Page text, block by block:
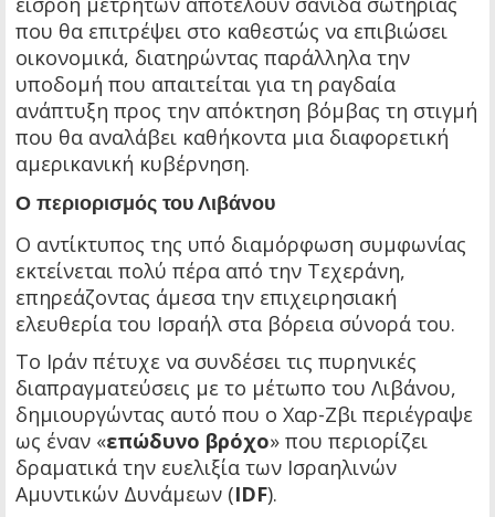
που θα επιτρέψει στο καθεστώς να επιβιώσει
οικονομικά, διατηρώντας παράλληλα την
υποδομή που απαιτείται για τη ραγδαία
ανάπτυξη προς την απόκτηση βόμβας τη στιγμή
που θα αναλάβει καθήκοντα μια διαφορετική
αμερικανική κυβέρνηση.
Ο περιορισμός του Λιβάνου
Ο αντίκτυπος της υπό διαμόρφωση συμφωνίας
εκτείνεται πολύ πέρα από την Τεχεράνη,
επηρεάζοντας άμεσα την επιχειρησιακή
ελευθερία του Ισραήλ στα βόρεια σύνορά του.
Το Ιράν πέτυχε να συνδέσει τις πυρηνικές
διαπραγματεύσεις με το μέτωπο του Λιβάνου,
δημιουργώντας αυτό που ο Χαρ-Ζβι περιέγραψε
ως έναν «επώδυνο βρόχο» που περιορίζει
δραματικά την ευελιξία των Ισραηλινών
Αμυντικών Δυνάμεων (IDF).